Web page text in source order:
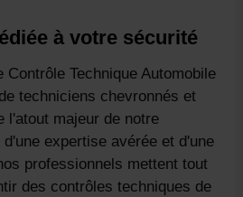
à votre sécurité
Contrôle Technique Automobile
techniciens chevronnés et
l'atout majeur de notre
expertise avérée et d'une
professionnels mettent tout
des contrôles techniques de